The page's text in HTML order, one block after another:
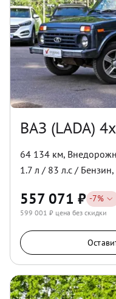
ВАЗ (LADA)
64 134 км,
1.7 л / 83 л.с / Бензин,
557 071 ₽ -7%
599 001 ₽ цена без скидки